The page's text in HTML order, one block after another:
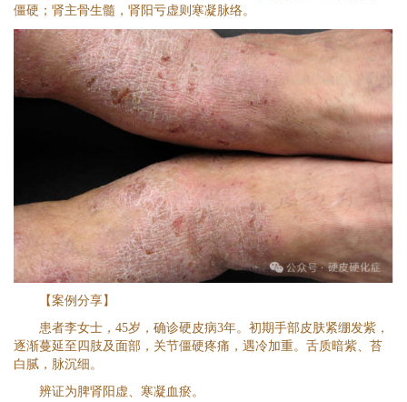
僵硬；肾主骨生髓，肾阳亏虚则寒凝脉络。
【案例分享】
患者李女士，45岁，确诊硬皮病3年。初期手部皮肤紧绷发紫，
逐渐蔓延至四肢及面部，关节僵硬疼痛，遇冷加重。舌质暗紫、苔
白腻，脉沉细。
辨证为脾肾阳虚、寒凝血瘀。